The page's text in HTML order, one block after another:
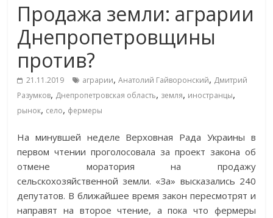
Продажа земли: аграрии
Днепропетровщины
против?
21.11.2019 аграрии,Анатолий Гайворонский, Дмитрий
Разумков, Днепропетровская область, земля, иностранцы,
рынок, село, фермеры
На минувшей неделе Верховная Рада Украины в
первом чтении проголосовала за проект закона об
отмене моратория на продажу
сельскохозяйственной земли. «За» высказались 240
депутатов. В ближайшее время закон пересмотрят и
направят на второе чтение, а пока что фермеры